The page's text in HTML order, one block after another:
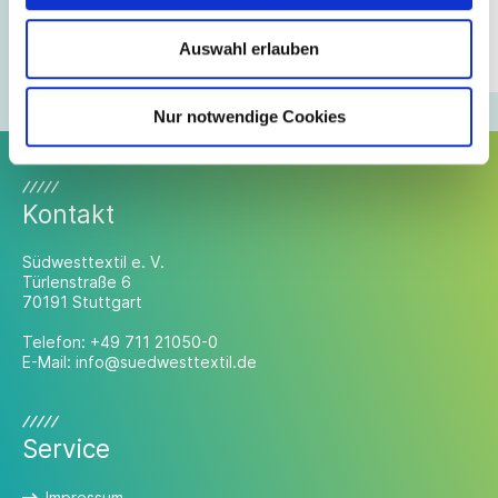
Auswahl erlauben
Nur notwendige Cookies
OLYMP stellt sich in den Unternehmensbereichen
An die Stelle von Andreas Telahr rückt der
Vertriebsprofi Stefan Klieber, der künftig die
Label bei der Modemarke verantworten wird.
Kontakt
Südwesttextil e. V.
Türlenstraße 6
70191 Stuttgart
Telefon: +49 711 21050-0
E-Mail: info@suedwesttextil.de
Service